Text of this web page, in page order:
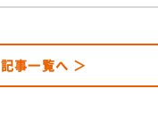
記事一覧へ ＞